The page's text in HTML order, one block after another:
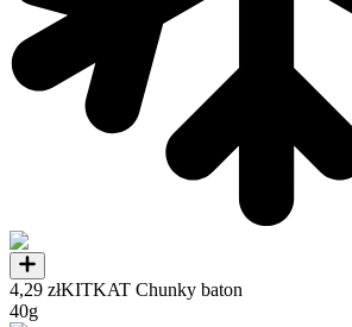
4,29 złKITKAT Chunky baton
40g